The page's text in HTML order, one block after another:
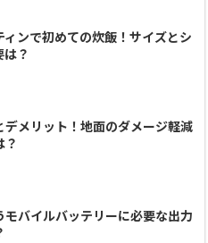
ンで初めての炊飯！サイズとシ
？
デメリット！地面のダメージ軽減
？
モバイルバッテリーに必要な出力